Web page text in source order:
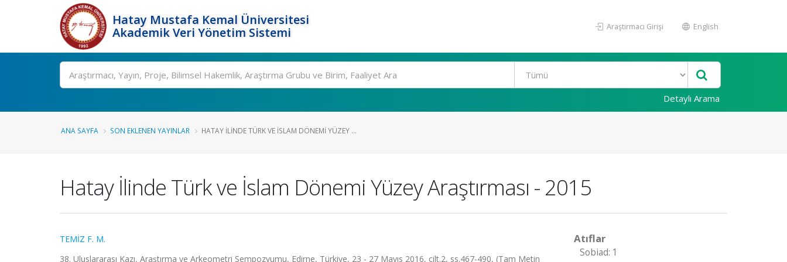
Hatay Mustafa Kemal Üniversitesi
Akademik Veri Yönetim Sistemi
Araştırmacı Girişi English
Ara
Detaylı Arama
ANA SAYFA SON EKLENEN YAYINLAR HATAY İLINDE TÜRK VE İSLAM DÖNEMI YÜZEY ...
Hatay İlinde Türk ve İslam Dönemi Yüzey Araştırması - 2015
TEMİZ F. M.
38. Uluslararası Kazı, Araştırma ve Arkeometri Sempozyumu, Edirne, Türkiye, 23 - 27 Mayıs 2016, cilt.2, ss.467-490, (Tam Metin
Atıflar
Sobiad: 1